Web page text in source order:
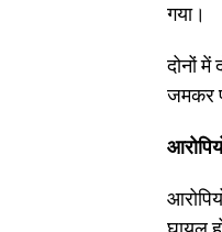
गया।
दोनों
जमकर